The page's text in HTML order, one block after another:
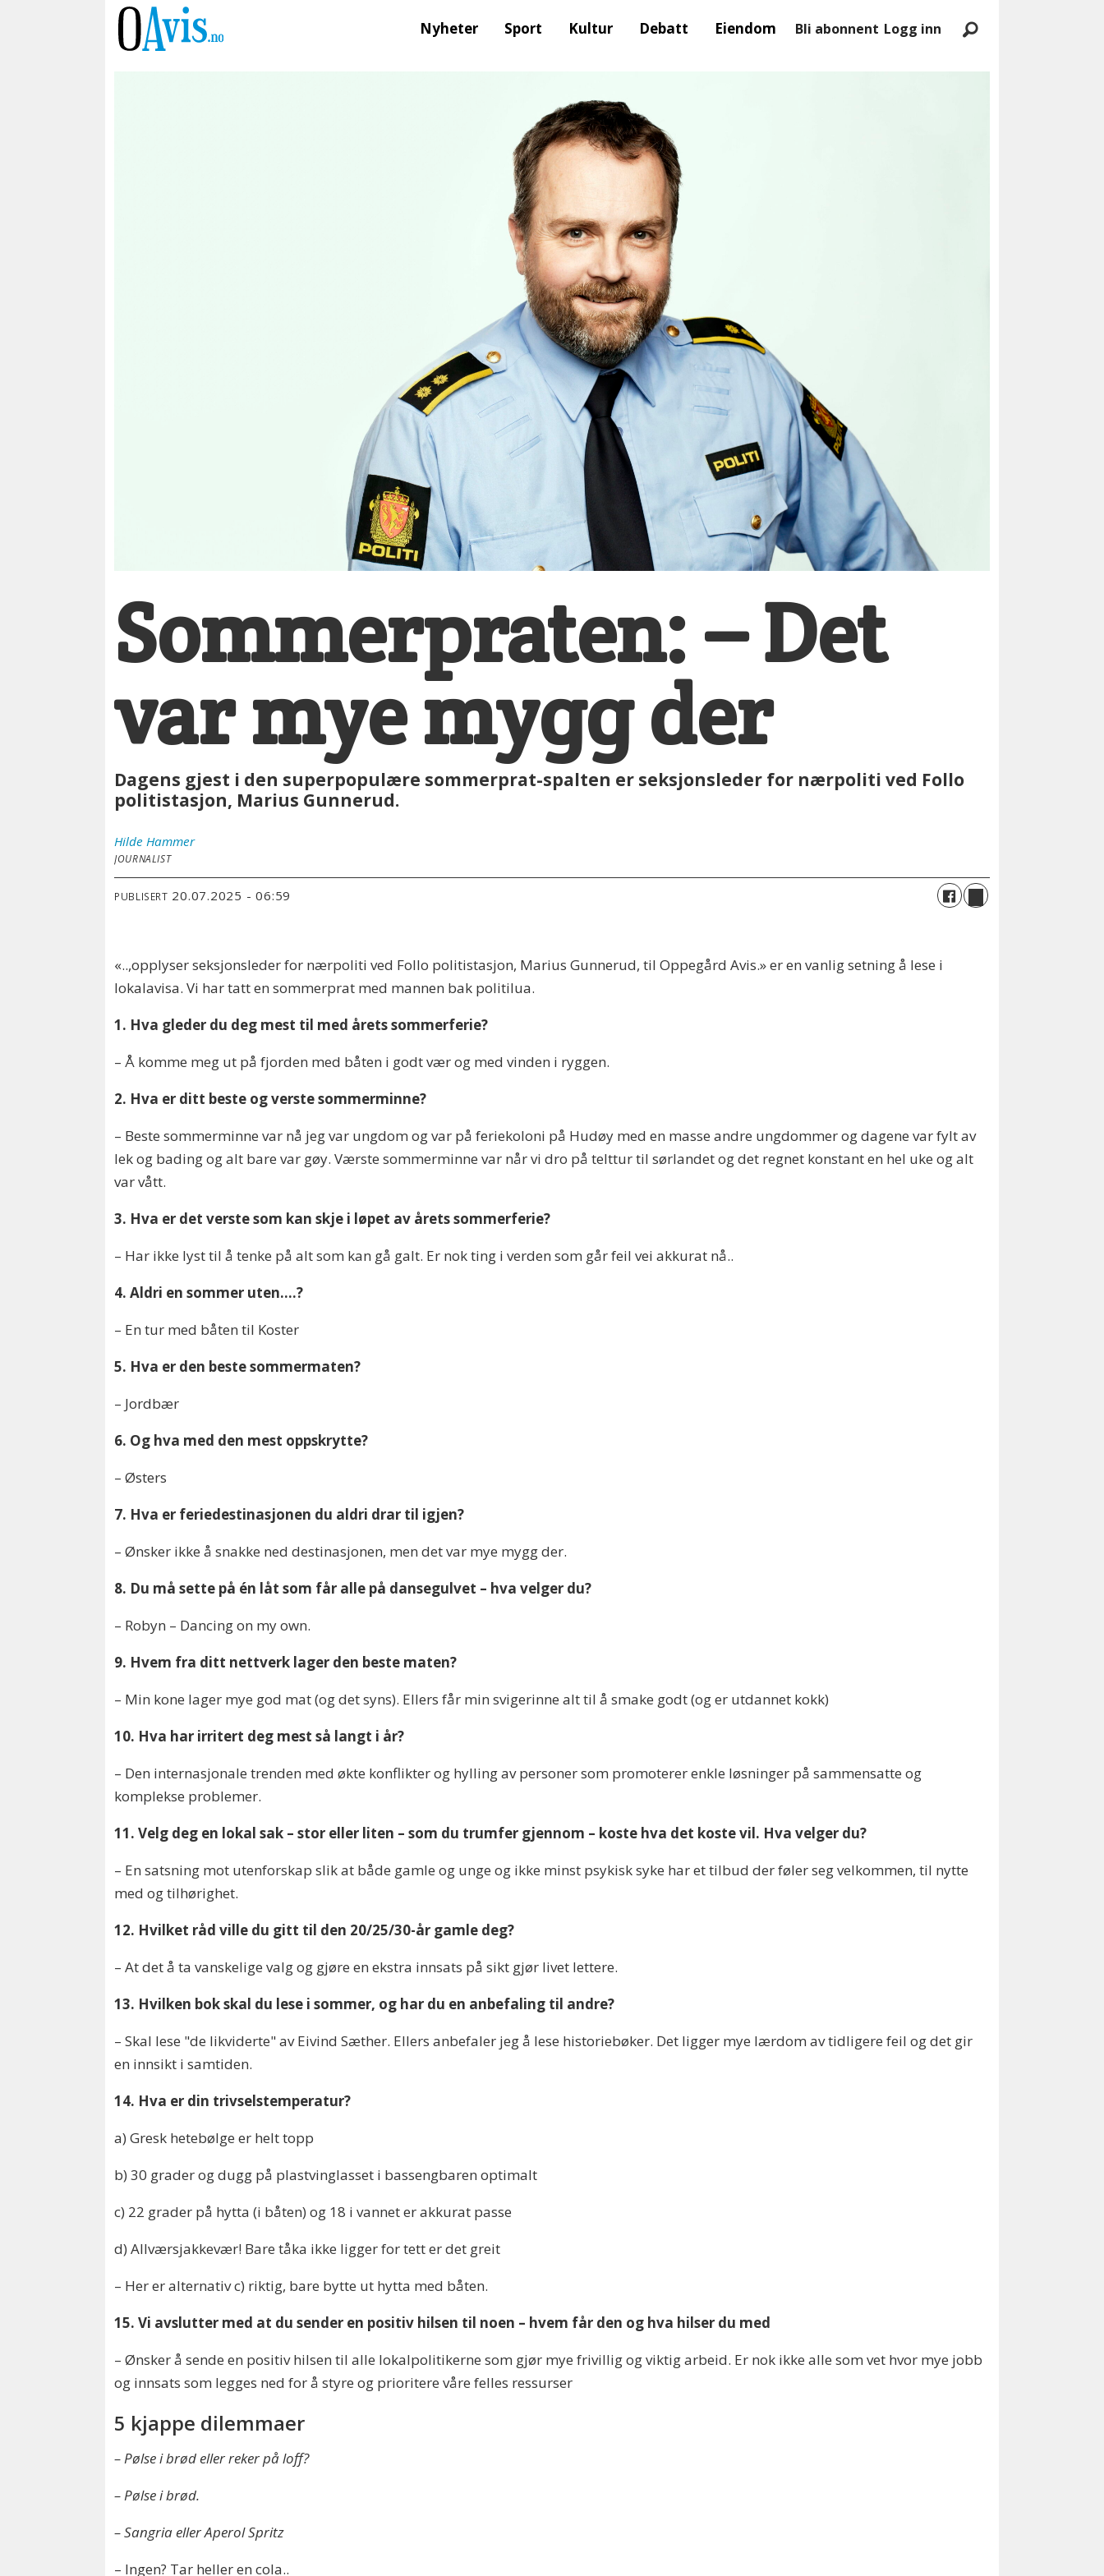
Nyheter Sport Kultur Debatt Eiendom Bli abonnent Logg inn
Sommerpraten: – Det
var mye mygg der
Dagens gjest i den superpopulære sommerprat-spalten er seksjonsleder for nærpoliti ved Follo
politistasjon, Marius Gunnerud.
Hilde Hammer
JOURNALIST
PUBLISERT 20.07.2025 - 06:59
«..,opplyser seksjonsleder for nærpoliti ved Follo politistasjon, Marius Gunnerud, til Oppegård Avis.» er en vanlig setning å lese i
lokalavisa. Vi har tatt en sommerprat med mannen bak politilua.
1. Hva gleder du deg mest til med årets sommerferie?
– Å komme meg ut på fjorden med båten i godt vær og med vinden i ryggen.
2. Hva er ditt beste og verste sommerminne?
– Beste sommerminne var nå jeg var ungdom og var på feriekoloni på Hudøy med en masse andre ungdommer og dagene var fylt av
lek og bading og alt bare var gøy. Værste sommerminne var når vi dro på telttur til sørlandet og det regnet konstant en hel uke og alt
var vått.
3. Hva er det verste som kan skje i løpet av årets sommerferie?
– Har ikke lyst til å tenke på alt som kan gå galt. Er nok ting i verden som går feil vei akkurat nå..
4. Aldri en sommer uten….?
– En tur med båten til Koster
5. Hva er den beste sommermaten?
– Jordbær
6. Og hva med den mest oppskrytte?
– Østers
7. Hva er feriedestinasjonen du aldri drar til igjen?
– Ønsker ikke å snakke ned destinasjonen, men det var mye mygg der.
8. Du må sette på én låt som får alle på dansegulvet – hva velger du?
– Robyn – Dancing on my own.
9. Hvem fra ditt nettverk lager den beste maten?
– Min kone lager mye god mat (og det syns). Ellers får min svigerinne alt til å smake godt (og er utdannet kokk)
10. Hva har irritert deg mest så langt i år?
– Den internasjonale trenden med økte konflikter og hylling av personer som promoterer enkle løsninger på sammensatte og
komplekse problemer.
11. Velg deg en lokal sak – stor eller liten – som du trumfer gjennom – koste hva det koste vil. Hva velger du?
– En satsning mot utenforskap slik at både gamle og unge og ikke minst psykisk syke har et tilbud der føler seg velkommen, til nytte
med og tilhørighet.
12. Hvilket råd ville du gitt til den 20/25/30-år gamle deg?
– At det å ta vanskelige valg og gjøre en ekstra innsats på sikt gjør livet lettere.
13. Hvilken bok skal du lese i sommer, og har du en anbefaling til andre?
– Skal lese "de likviderte" av Eivind Sæther. Ellers anbefaler jeg å lese historiebøker. Det ligger mye lærdom av tidligere feil og det gir
en innsikt i samtiden.
14. Hva er din trivselstemperatur?
a) Gresk hetebølge er helt topp
b) 30 grader og dugg på plastvinglasset i bassengbaren optimalt
c) 22 grader på hytta (i båten) og 18 i vannet er akkurat passe
d) Allværsjakkevær! Bare tåka ikke ligger for tett er det greit
– Her er alternativ c) riktig, bare bytte ut hytta med båten.
15. Vi avslutter med at du sender en positiv hilsen til noen – hvem får den og hva hilser du med
– Ønsker å sende en positiv hilsen til alle lokalpolitikerne som gjør mye frivillig og viktig arbeid. Er nok ikke alle som vet hvor mye jobb
og innsats som legges ned for å styre og prioritere våre felles ressurser
5 kjappe dilemmaer
– Pølse i brød eller reker på loff?
– Pølse i brød.
– Sangria eller Aperol Spritz
– Ingen? Tar heller en cola..